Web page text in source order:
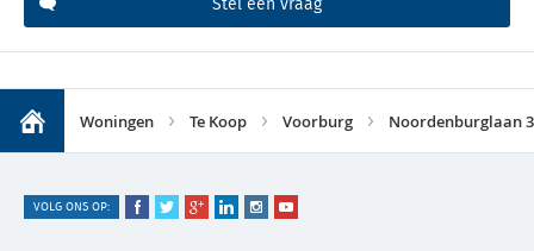
Woningen Te Koop Voorburg Noordenburglaan
VOLG ONS OP: